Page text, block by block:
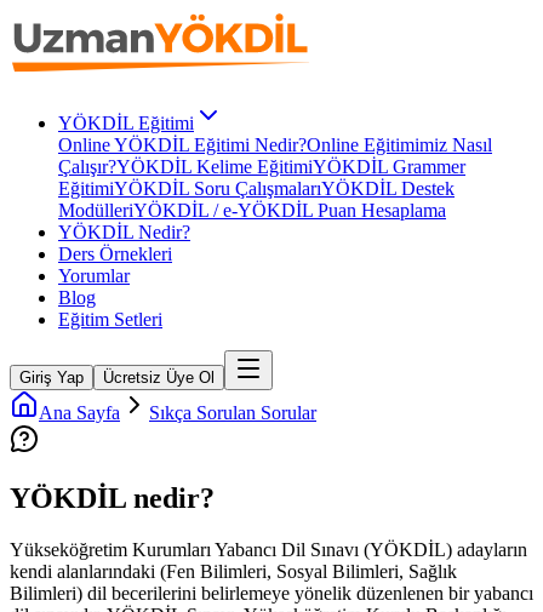
YÖKDİL Eğitimi
Online YÖKDİL Eğitimi Nedir?Online Eğitimimiz Nasıl
Çalışır?YÖKDİL Kelime EğitimiYÖKDİL Grammer
EğitimiYÖKDİL Soru ÇalışmalarıYÖKDİL Destek
ModülleriYÖKDİL / e-YÖKDİL Puan Hesaplama
YÖKDİL Nedir?
Ders Örnekleri
Yorumlar
Blog
Eğitim Setleri
Giriş Yap Ücretsiz Üye Ol
Ana Sayfa Sıkça Sorulan Sorular
YÖKDİL nedir?
Yükseköğretim Kurumları Yabancı Dil Sınavı (YÖKDİL) adayların
kendi alanlarındaki (Fen Bilimleri, Sosyal Bilimleri, Sağlık
Bilimleri) dil becerilerini belirlemeye yönelik düzenlenen bir yabancı